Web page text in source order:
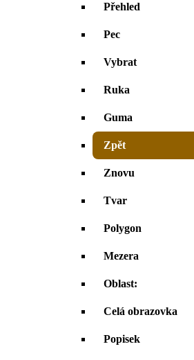
Přehled
Pec
Vybrat
Ruka
Guma
Zpět
Znovu
Tvar
Polygon
Mezera
Oblast:
Celá obrazovka
Popisek